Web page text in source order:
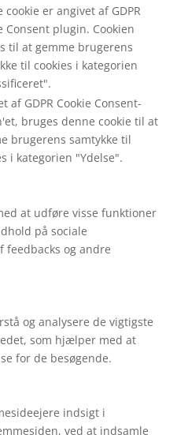
cookie er angivet af GDPR
Consent plugin. Cookien
til at gemme brugerens
til cookies i kategorien
af GDPR Cookie Consent-
bruges denne cookie til at
brugerens samtykke til
i kategorien "Ydelse".
at udføre visse funktioner
på sociale
og andre
og analysere de vigtigste
som hjælper med at
for de besøgende.
indsigt i
ved at indsamle